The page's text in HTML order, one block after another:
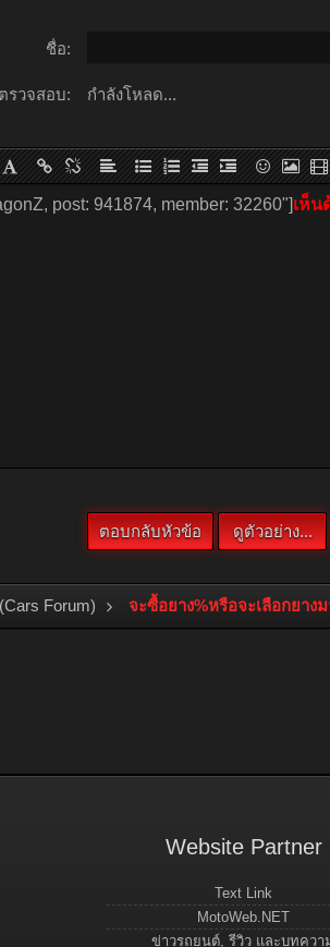
ชื่อ:
รวจสอบ: กำลังโหลด...
Forum) จะซื้อยาง%หรือจะเลือกยาง
Website Partner
Text Link
MotoWeb.NET
ข่าวรถยนต์, รีวิว และบทควา